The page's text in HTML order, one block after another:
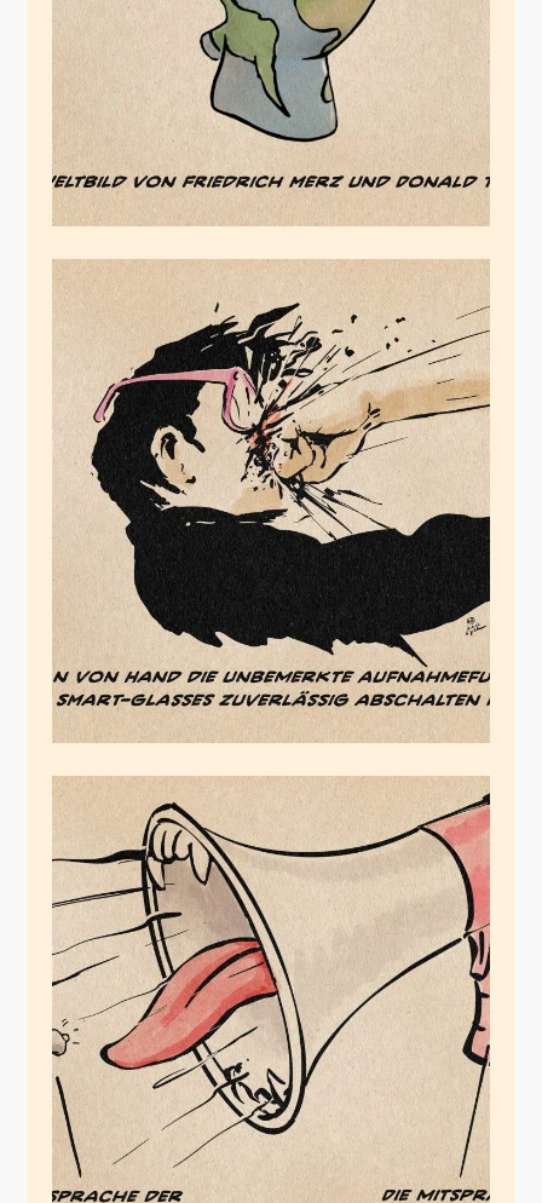
Februar 13, 2026
Spannerglasses
Februar 12, 2026
Die
Mitspracheverzerrung
Februar 11, 2026